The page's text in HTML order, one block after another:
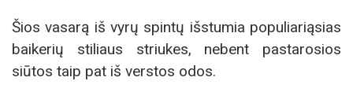
Šios vasarą iš vyrų spintų išstumia populiariąsias
baikerių stiliaus striukes, nebent pastarosios
siūtos taip pat iš verstos odos.